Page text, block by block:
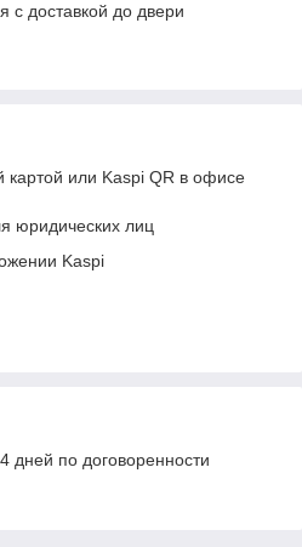
с доставкой до двери
картой или Kaspi QR в офисе
юридических лиц
Kaspi
дней по договоренности